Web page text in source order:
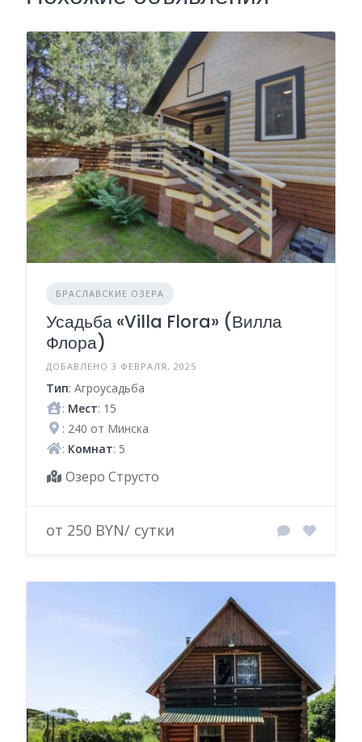
БРАСЛАВСКИЕ ОЗЕРА
Усадьба «Villa Flora» (Вилла
Флора)
ДОБАВЛЕНО 3 ФЕВРАЛЯ, 2025
Тип: Агроусадьба
: Мест: 15
: 240 от Минска
: Комнат: 5
Озеро Струсто
от 250 BYN/ сутки